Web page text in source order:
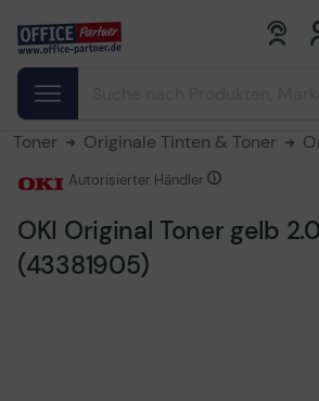
Toner Originale Tinten & Toner
OKI Original Toner gelb
(43381905)
Autorisierter Händler